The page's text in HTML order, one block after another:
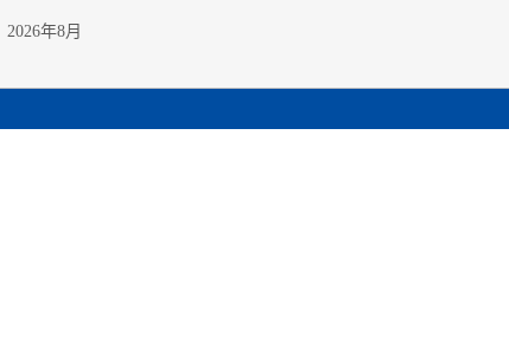
2026年8月